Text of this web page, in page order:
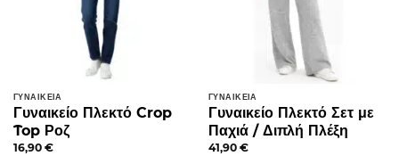
ΓΥΝΑΙΚΕΊΑ
Γυναικείο Πλεκτό Crop
Top Ροζ
16,90 €
ΓΥΝΑΙΚΕΊΑ
Γυναικείο Πλεκτό Σετ με
Παχιά / Διπλή Πλέξη
41,90 €